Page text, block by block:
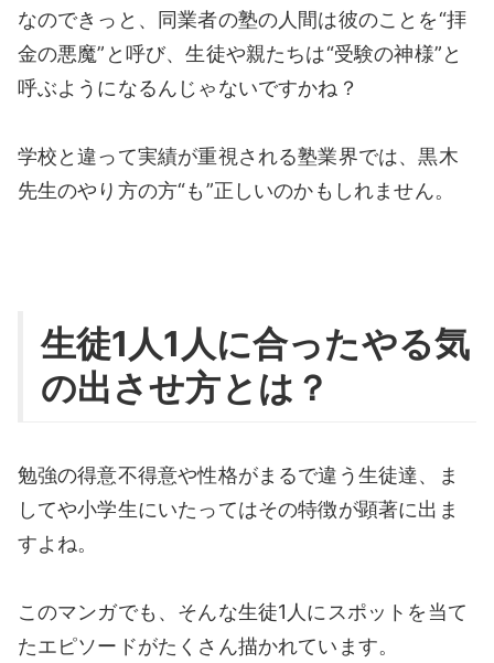
なのできっと、同業者の塾の人間は彼のことを“拝
金の悪魔”と呼び、生徒や親たちは“受験の神様”と
呼ぶようになるんじゃないですかね？
学校と違って実績が重視される塾業界では、黒木
先生のやり方の方“も”正しいのかもしれません。
生徒1人1人に合ったやる気
の出させ方とは？
勉強の得意不得意や性格がまるで違う生徒達、ま
してや小学生にいたってはその特徴が顕著に出ま
すよね。
このマンガでも、そんな生徒1人にスポットを当て
たエピソードがたくさん描かれています。